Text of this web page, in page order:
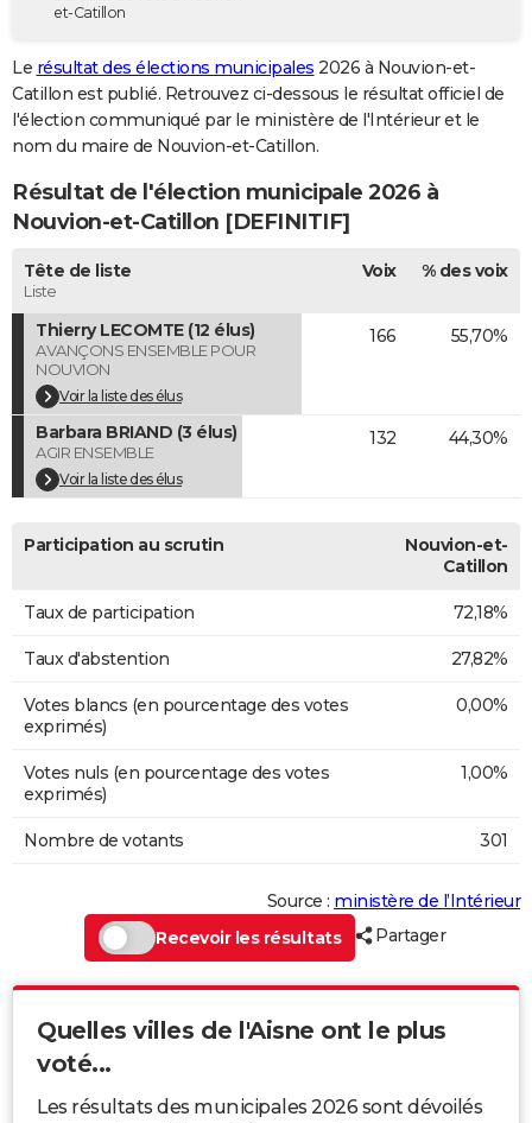
Destinations
City break
Voyage nature
Voyage de noces
Forum
GUIDES D'ACHAT
BONS PLANS
Carte de Noël
Carte Bonne année
Carte Saint-Valentin
Carte Pâques
Carte d'anniversaire
DICTIONNAIRE
Dictionnaire
Biographies
Citations
Expressions
Proverbes
PROGRAMME TV
COPAINS D'AVANT
S'inscrire
Se connecter
Lycées
Collèges
Primaires
Universités
Entreprises
Service militaire
Avis de recherche
AVIS DE DÉCÈS
FORUM
Bricolage
Lifestyle
Culture
Sport
Auto
Television
Voyage
Cinema
et-Catillon
Le résultat des élections municipales 2026 à Nouvion-et-
Catillon est publié. Retrouvez ci-dessous le résultat officiel de
l'élection communiqué par le ministère de l'Intérieur et le
nom du maire de Nouvion-et-Catillon.
Résultat de l'élection municipale 2026 à
Nouvion-et-Catillon [DEFINITIF]
Tête de liste
Liste
Voix % des voix
Thierry LECOMTE (12 élus)
AVANÇONS ENSEMBLE POUR
NOUVION
Voir la liste des élus
166 55,70%
Barbara BRIAND (3 élus)
AGIR ENSEMBLE
Voir la liste des élus
132 44,30%
Participation au scrutin
Nouvion-et-
Catillon
Taux de participation 72,18%
Taux d'abstention 27,82%
Votes blancs (en pourcentage des votes
exprimés)
0,00%
Votes nuls (en pourcentage des votes
exprimés)
1,00%
Nombre de votants 301
Source : ministère de l’Intérieur
Recevoir les résultats
Partager
Quelles villes de l'Aisne ont le plus
voté...
Les résultats des municipales 2026 sont dévoilés